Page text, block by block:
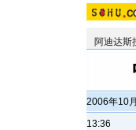
阿迪达斯
2006年10
13:36